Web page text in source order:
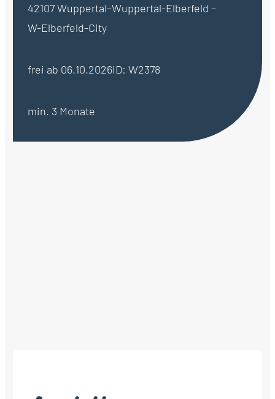
42107 Wuppertal–Wuppertal-Elberfeld –
W-Elberfeld-City
frei ab 06.10.2026ID: W2378
min. 3 Monate